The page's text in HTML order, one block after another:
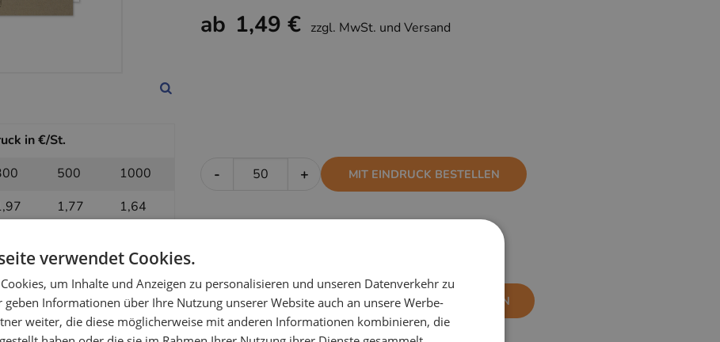
ab 1,49 € zzgl. MwSt. und Versand
in €/St.
500
1000
1,77 1,64
- + MIT EINDRUCK BESTELLEN
in €/St.
500
1000
1,59 1,49
- + OHNE EINDRUCK BESTELLEN
verwendet Cookies.
um Inhalte und Anzeigen zu personalisieren und unseren Datenverkehr zu
geben Informationen über Ihre Nutzung unserer Website auch an unsere Werbe-
weiter, die diese möglicherweise mit anderen Informationen kombinieren, die